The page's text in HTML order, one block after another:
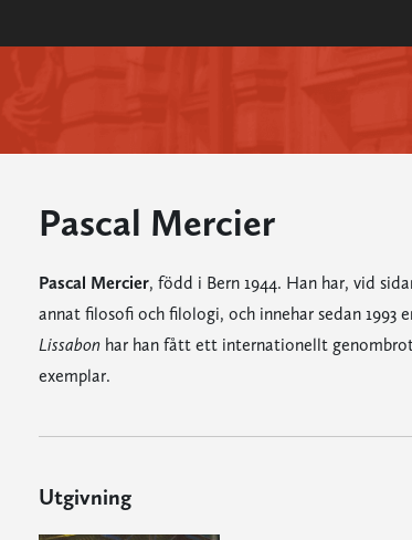
Pascal Mercier
Pascal Mercier, född i Bern 1944. Han har, vid
annat filosofi och filologi, och innehar sedan 1993
Lissabonhar han fått ett internationellt
exemplar.
Utgivning